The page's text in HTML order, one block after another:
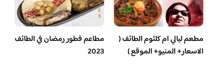
مطعم ليالي ام كلثوم الطائف (
الاسعار+ المنيو+ الموقع )
مطاعم فطور رمضان في الطائف
2023